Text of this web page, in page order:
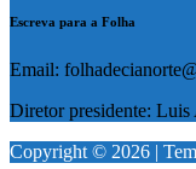
Escreva para a Folha
Email:
Diretor presidente: Luis
Copyright © 2026 |